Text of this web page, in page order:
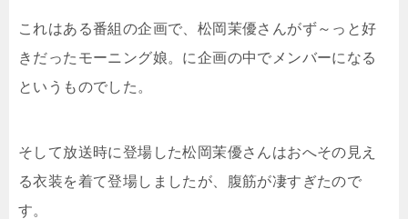
これはある番組の企画で、松岡茉優さんがず～っと好
きだったモーニング娘。に企画の中でメンバーになる
というものでした。
そして放送時に登場した松岡茉優さんはおへその見え
る衣装を着て登場しましたが、腹筋が凄すぎたので
す。